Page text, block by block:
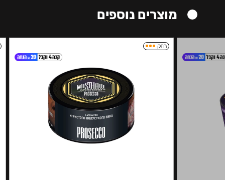
מוצרים נוספים
חזק